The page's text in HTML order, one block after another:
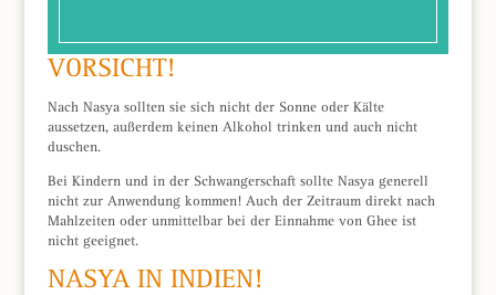
VORSICHT!
Nach Nasya sollten sie sich nicht der Sonne oder Kälte
aussetzen, außerdem keinen Alkohol trinken und auch nicht
duschen.
Bei Kindern und in der Schwangerschaft sollte Nasya generell
nicht zur Anwendung kommen! Auch der Zeitraum direkt nach
Mahlzeiten oder unmittelbar bei der Einnahme von Ghee ist
nicht geeignet.
NASYA IN INDIEN!